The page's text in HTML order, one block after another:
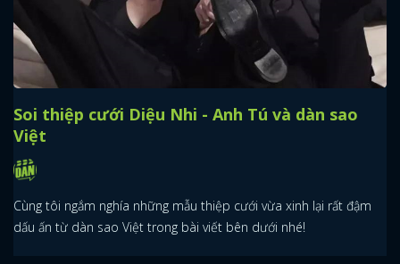
Soi thiệp cưới Diệu Nhi - Anh Tú và dàn sao
Việt
Cùng tôi ngắm nghía những mẫu thiệp cưới vừa xinh lại rất đậm
dấu ấn từ dàn sao Việt trong bài viết bên dưới nhé!